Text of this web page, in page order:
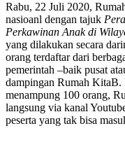
Rabu, 22 Juli 2020,
nasioanl dengan tajuk
Perkawinan Anak di
yang dilakukan secara
orang terdaftar dari
pemerintah –baik pusat
dampingan Rumah KitaB.
menampung 100 orang,
langsung via kanal
peserta yang tak bisa